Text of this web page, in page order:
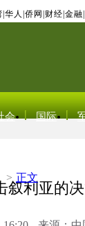
华人 侨网 财经 金融
会 国际
> 正文
叙利亚的